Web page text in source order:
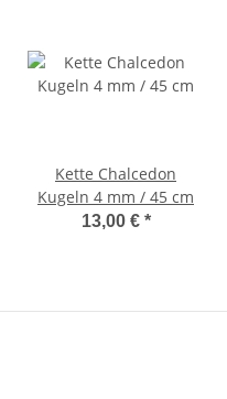
Kette Chalcedon
Kugeln 4 mm / 45 cm
13,00 € *